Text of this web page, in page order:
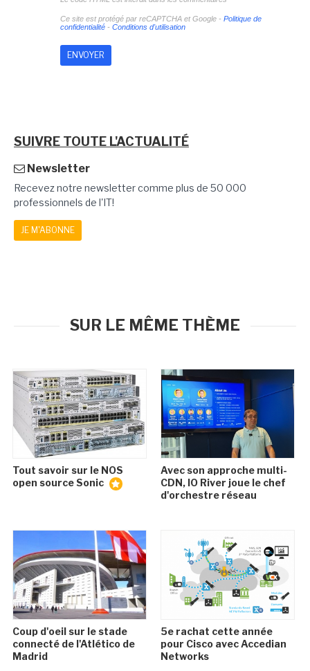
Ce site est protégé par reCAPTCHA et Google - Politique de
confidentialité- Conditions d'utilisation
SUIVRE TOUTE L'ACTUALITÉ
Newsletter
Recevez notre newsletter comme plus de 50 000
professionnels de l'IT!
JE M'ABONNE
SUR LE MÊME THÈME
Tout savoir sur le NOS
open source Sonic
Avec son approche multi-
CDN, IO River joue le chef
d'orchestre réseau
Coup d'oeil sur le stade
connecté de l'Atlético de
Madrid
5e rachat cette année
pour Cisco avec Accedian
Networks